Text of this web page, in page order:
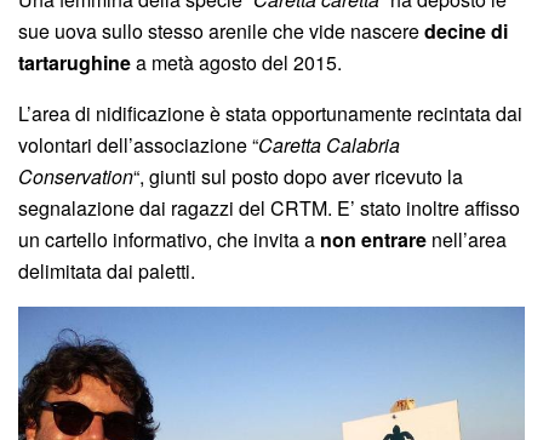
sue uova sullo stesso arenile che vide nasceredecine di
tartarughinea metà agosto del 2015.
L’area di nidificazione è stata opportunamente recintata dai
volontari dell’associazione “Caretta Calabria
Conservation“, giunti sul posto dopo aver ricevuto la
segnalazione dai ragazzi del CRTM. E’ stato inoltre affisso
un cartello informativo, che invita a non entrare nell’area
delimitata dai paletti.